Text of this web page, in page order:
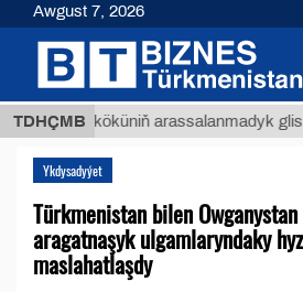
TDHÇMB
köküniň arassalanmadyk glisirrizin
Ykdysadyýet
Türkmenistan bilen
aragatnaşyk ulgamlaryndaky
maslahatlaşdy
Awgust 7, 2026